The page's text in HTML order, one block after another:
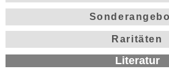
Raritäten
Literatur